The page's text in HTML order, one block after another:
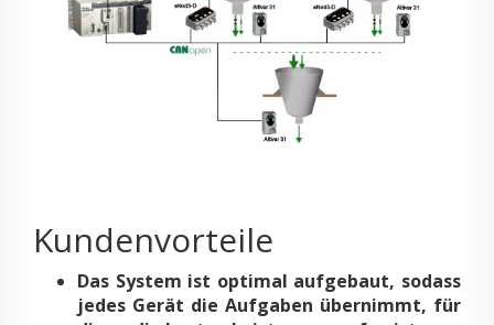
Kundenvorteile
Das System ist optimal aufgebaut, sodass
jedes Gerät die Aufgaben übernimmt, für